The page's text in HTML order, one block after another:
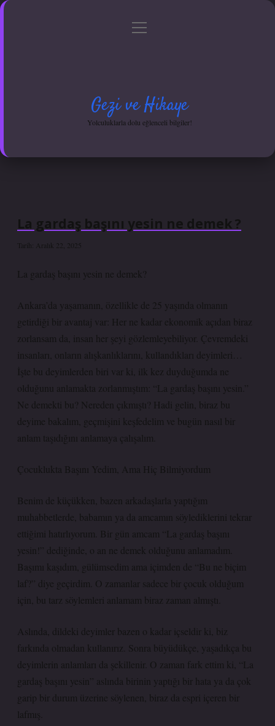
Gizlilik Politikası
menüyü
Gezi ve Hikaye
Yolculuklarla dolu eğlenceli bilgiler!
La gardaş başını yesin ne demek ?
Tarih: Aralık 22, 2025
La gardaş başını yesin ne demek?
Ankara’da yaşamanın, özellikle de 25 yaşında olmanın
getirdiği bir avantaj var: Her ne kadar ekonomik açıdan biraz
zorlansam da, insan her şeyi gözlemleyebiliyor. Çevremdeki
insanları, onların alışkanlıklarını, kullandıkları deyimleri…
İşte bu deyimlerden biri var ki, ilk kez duyduğumda ne
olduğunu anlamakta zorlanmıştım: “La gardaş başını yesin.”
Ne demekti bu? Nereden çıkmıştı? Hadi gelin, biraz bu
deyime bakalım, geçmişini keşfedelim ve bugün nasıl bir
anlam taşıdığını anlamaya çalışalım.
Çocuklukta Başını Yedim, Ama Hiç Bilmiyordum
Benim de küçükken, bazen arkadaşlarla yaptığım
muhabbetlerde, babamın ya da amcamın söylediklerini tekrar
ettiğimi hatırlıyorum. Bir gün amcam “La gardaş başını
yesin!” dediğinde, o an ne demek olduğunu anlamadım.
Başımı kaşıdım, gülümsedim ama içimden de “Bu ne biçim
laf?” diye geçirdim. O zamanlar sadece bir çocuk olduğum
için, bu tarz söylemleri anlamam biraz zaman almıştı.
Aslında, dildeki deyimler bazen o kadar içseldir ki, biz
farkında olmadan kullanırız. Sonra büyüdükçe, yaşadıkça bu
deyimlerin anlamları da şekillenir. O zaman fark ettim ki, “La
gardaş başını yesin” aslında birinin yaptığı bir hata ya da çok
garip bir durum üzerine söylenen, biraz da espri içeren bir
lafmış.